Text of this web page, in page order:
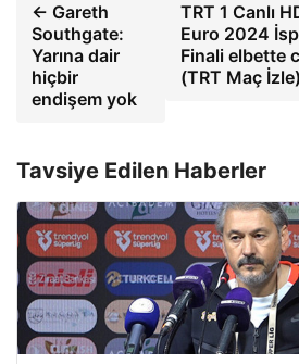
← Gareth
Southgate:
Yarına dair
hiçbir
endişem yok
TRT 1 Canlı
Euro 2024
Finali elbette
(TRT Maç
Tavsiye Edilen Haberler